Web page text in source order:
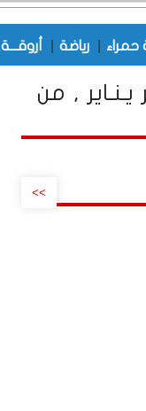
حمراء رياضة أروقـــة
يـنـاير , من
>>